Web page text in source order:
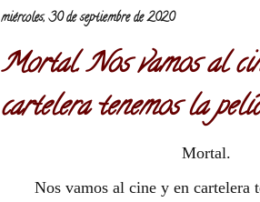
miércoles, 30 de septiembre de 2020
Mortal. Nos vamos al
cartelera tenemos la
Mortal.
Nos vamos al cine y en cartelera